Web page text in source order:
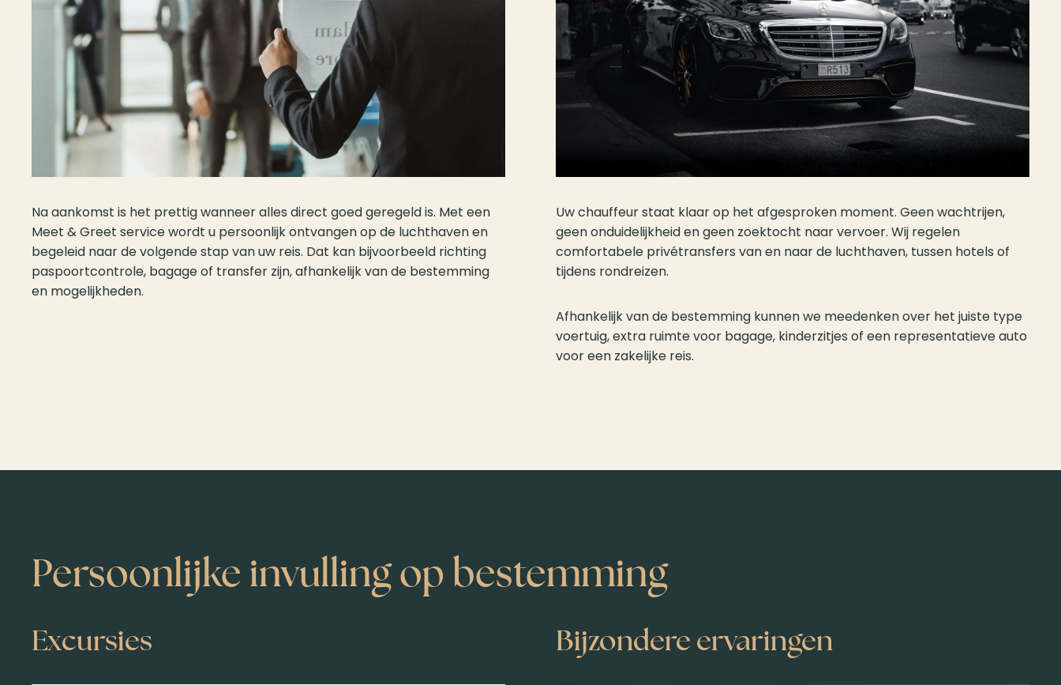
Na aankomst is het prettig wanneer alles direct goed geregeld is. Met een
Meet & Greet service wordt u persoonlijk ontvangen op de luchthaven en
begeleid naar de volgende stap van uw reis. Dat kan bijvoorbeeld richting
paspoortcontrole, bagage of transfer zijn, afhankelijk van de bestemming
en mogelijkheden.
Uw chauffeur staat klaar op het afgesproken moment. Geen wachtrijen,
geen onduidelijkheid en geen zoektocht naar vervoer. Wij regelen
comfortabele privétransfers van en naar de luchthaven, tussen hotels of
tijdens rondreizen.
Afhankelijk van de bestemming kunnen we meedenken over het juiste type
voertuig, extra ruimte voor bagage, kinderzitjes of een representatieve auto
voor een zakelijke reis.
Persoonlijke invulling op bestemming
Excursies Bijzondere ervaringen